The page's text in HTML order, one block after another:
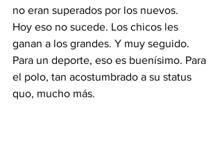
no eran superados por los nuevos.
Hoy eso no sucede. Los chicos les
ganan a los grandes. Y muy seguido.
Para un deporte, eso es buenísimo. Para
el polo, tan acostumbrado a su status
quo, mucho más.